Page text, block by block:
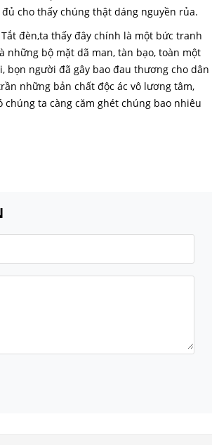
cho thấy chúng thật dáng nguyền rủa.
đèn,ta thấy đây chính là một bức tranh
bộ mặt dã man, tàn bạo, toàn một
bọn người đã gây bao đau thương cho dân
những bản chất độc ác vô lương tâm,
ta càng căm ghét chúng bao nhiêu